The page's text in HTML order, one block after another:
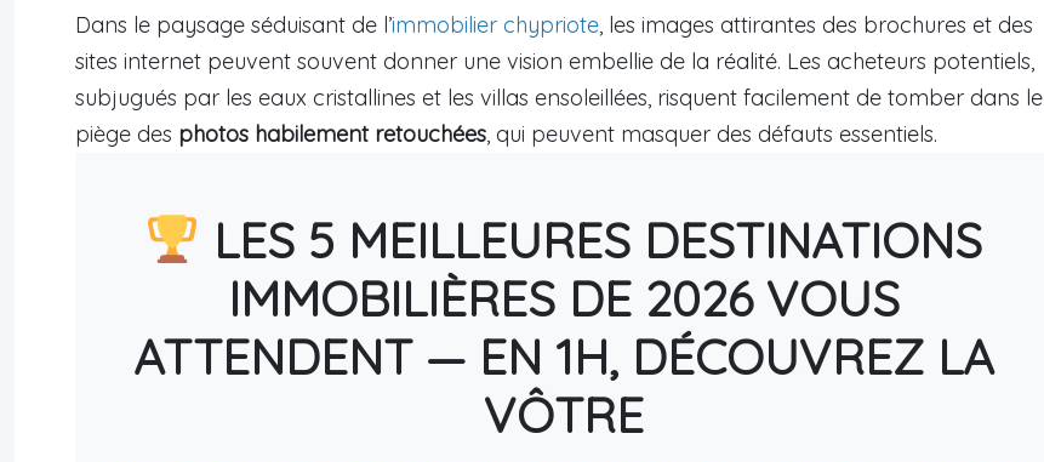
Dans le paysage séduisant de l’immobilier chypriote, les images attirantes des brochures et des
sites internet peuvent souvent donner une vision embellie de la réalité. Les acheteurs potentiels,
subjugués par les eaux cristallines et les villas ensoleillées, risquent facilement de tomber dans le
piège des photos habilement retouchées, qui peuvent masquer des défauts essentiels.
LES 5 MEILLEURES DESTINATIONS
IMMOBILIÈRES DE 2026 VOUS
ATTENDENT — EN 1H, DÉCOUVREZ LA
VÔTRE